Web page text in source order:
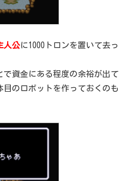
人公に1000トロンを置いて去っ
で資金にある程度の余裕が出て
目のロボットを作っておくのも